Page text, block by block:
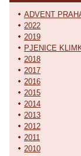
ADVENT
2022
2019
PJENICE
2018
2017
2016
2015
2014
2013
2012
2011
2010